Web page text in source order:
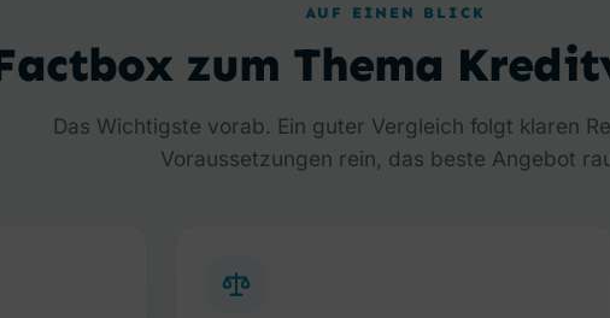
AUF EINEN BLICK
zum Thema
Das Wichtigste vorab. Ein guter Vergleich folgt klaren
Voraussetzungen rein, das beste Angebot